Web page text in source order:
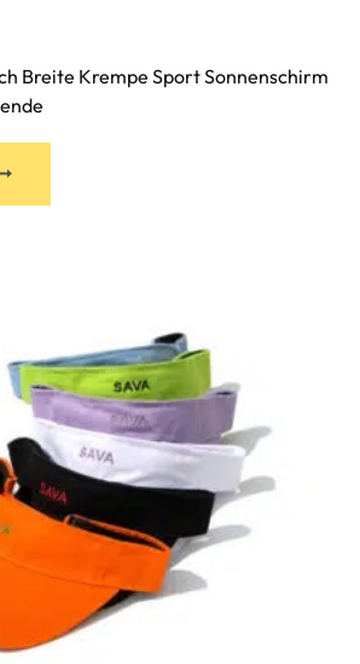
Breite Krempe Sport Sonnenschirm